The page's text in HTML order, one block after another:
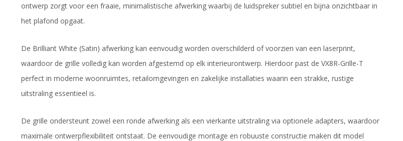
ontwerp zorgt voor een fraaie, minimalistische afwerking waarbij de luidspreker subtiel en bijna onzichtbaar in
het plafond opgaat.
De Brilliant White (Satin) afwerking kan eenvoudig worden overschilderd of voorzien van een laserprint,
waardoor de grille volledig kan worden afgestemd op elk interieurontwerp. Hierdoor past de VX8R-Grille-T
perfect in moderne woonruimtes, retailomgevingen en zakelijke installaties waarin een strakke, rustige
uitstraling essentieel is.
De grille ondersteunt zowel een ronde afwerking als een vierkante uitstraling via optionele adapters, waardoor
maximale ontwerpflexibiliteit ontstaat. De eenvoudige montage en robuuste constructie maken dit model